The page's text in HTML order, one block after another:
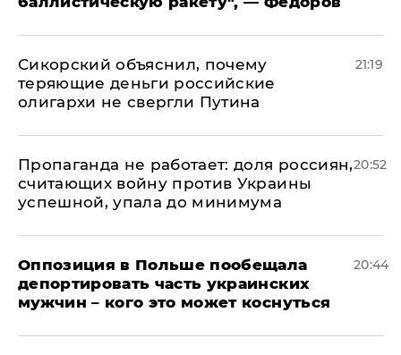
Сикорский объяснил, почему
теряющие деньги российские
олигархи не свергли Путина
21:19
​Пропаганда не работает: доля россиян,
считающих войну против Украины
успешной, упала до минимума
20:52
Оппозиция в Польше пообещала
депортировать часть украинских
мужчин – кого это может коснуться
20:44